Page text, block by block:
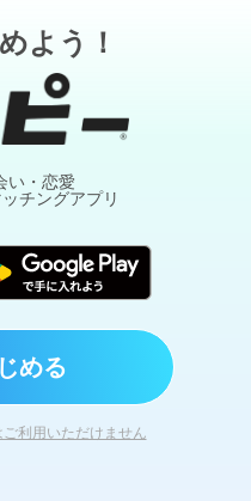
よう！
い・恋愛
チングアプリ
める
利用いただけません